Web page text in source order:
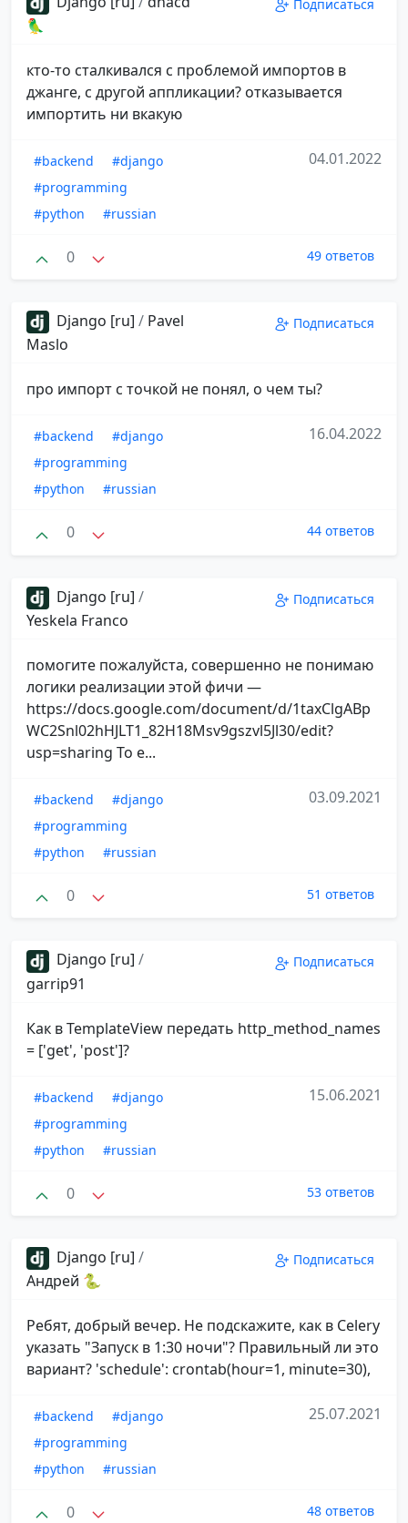
🦜
Подписаться
кто-то сталкивался с проблемой импортов в
джанге, с другой аппликации? отказывается
импортить ни вкакую
#backend
#django
#programming
#python
#russian
04.01.2022
0 49 ответов
Django [ru] / Pavel
Maslo
Подписаться
про импорт с точкой не понял, о чем ты?
#backend
#django
#programming
#python
#russian
16.04.2022
0 44 ответов
Django [ru] /
Yeskela Franco
Подписаться
помогите пожалуйста, совершенно не понимаю
логики реализации этой фичи —
https://docs.google.com/document/d/1taxClgABp
WC2Snl02hHJLT1_82H18Msv9gszvl5Jl30/edit?
usp=sharing То е...
#backend
#django
#programming
#python
#russian
03.09.2021
0 51 ответов
Django [ru] /
garrip91
Подписаться
Как в TemplateView передать http_method_names
= ['get', 'post']?
#backend
#django
#programming
#python
#russian
15.06.2021
0 53 ответов
Django [ru] /
Андрей 🐍
Подписаться
Ребят, добрый вечер. Не подскажите, как в Celery
указать "Запуск в 1:30 ночи"? Правильный ли это
вариант? 'schedule': crontab(hour=1, minute=30),
#backend
#django
#programming
#python
#russian
25.07.2021
0 48 ответов